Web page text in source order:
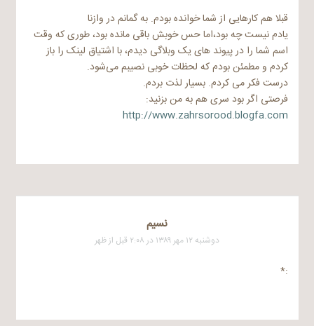
قبلا هم کارهایی از شما خوانده بودم. به گمانم در وازنا
یادم نیست چه بود،‌اما حس خوبش باقی مانده بود، طوری که وقت
اسم شما را در پیوند های یک وبلاگی دیدم، با اشتیاق لینک را باز
کردم و مطمئن بودم که لحظات خوبی نصیبم می‌شود.
درست فکر می کردم. بسیار لذت بردم.
فرصتی اگر بود سری هم به من بزنید:
http://www.zahrsorood.blogfa.com
نسیم
دوشنبه ۱۲ مهر ۱۳۸۹ در ۲:۰۸ قبل از ظهر
:*